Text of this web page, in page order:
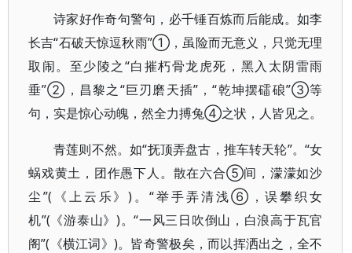
诗家好作奇句警句，必千锤百炼而后能成。如李
长吉“石破天惊逗秋雨”①，虽险而无意义，只觉无理
取闹。至少陵之“白摧朽骨龙虎死，黑入太阴雷雨
垂”②，昌黎之“巨刃磨天插”，“乾坤摆礌硠”③等
句，实是惊心动魄，然全力搏兔④之状，人皆见之。
青莲则不然。如“抚顶弄盘古，推车转天轮”。“女
蜗戏黄土，团作愚下人。散在六合⑤间，濛濛如沙
尘”(《上云乐》)。“举手弄清浅⑥，误攀织女
机”(《游泰山》)。“一风三日吹倒山，白浪高于瓦官
阁”(《横江词》)。皆奇警极矣，而以挥洒出之，全不